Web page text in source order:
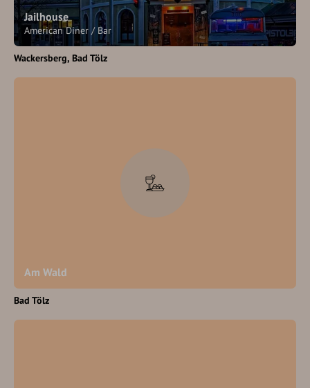
Jailhouse
American Diner / Bar
Wackersberg Bad Tölz
Am Wald
Bad Tölz